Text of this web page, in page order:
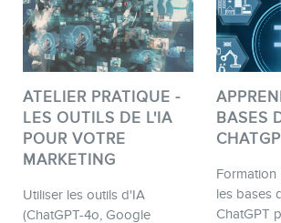
ATELIER PRATIQUE -
LES OUTILS DE L'IA
POUR VOTRE
MARKETING
Utiliser les outils d'IA
(ChatGPT-4o, Google
BASES
les bases
ChatGPT